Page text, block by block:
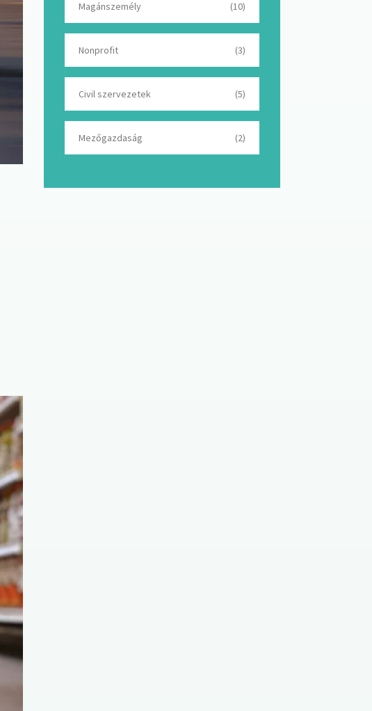
Magánszemély (10)
Nonprofit (3)
Civil szervezetek (5)
Mezőgazdaság (2)